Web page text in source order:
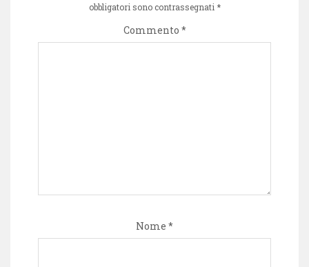
obbligatori sono contrassegnati *
Commento *
Nome *